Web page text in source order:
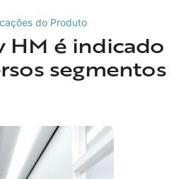
do Produto
é indicado
segmentos